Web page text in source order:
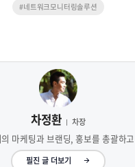
#네트워크모니터링솔루션
차정환 차장
마케팅과 브랜딩, 홍보를 총괄하
필진 글 더보기